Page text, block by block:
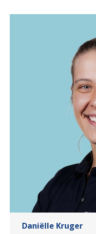
Daniëlle Kruger